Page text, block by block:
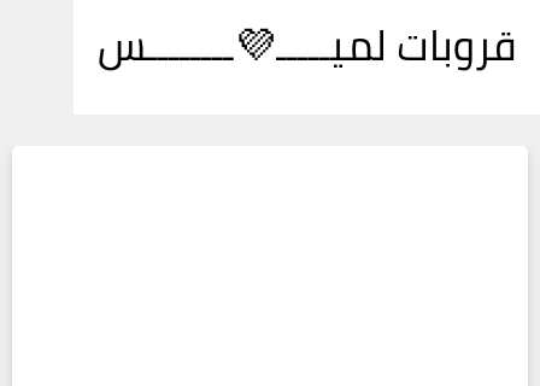
قروبات لميـــــ💜ــــــــس